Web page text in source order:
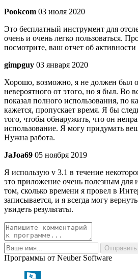
Pookcom 03 июля 2020
Это бесплатный инструмент для
очень и очень легко пользоваться.
посмотрите, ваш отчет об
gimpguy 03 января 2020
Хорошо, возможно, я не должен был
невероятного от этого, но я был. Во
показал полного использования, по
кажется, пропускает время. Я бы
того, чтобы обнаружить, что он
использование. Я могу придумать
Нужна работа.
JaJoa69 05 ноября 2019
Я использую v 3.1 в течение
это приложение очень полезным для
том, сколько времени я провел в
записывается, и я всегда могу
увидеть результаты.
Программы от Neuber Software